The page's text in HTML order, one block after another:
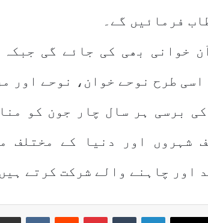
فرمائیں گے۔
خوانی بھی کی جائے گی جبکہ
اسی طرح نوحے خوان، نوحے اور
برسی ہر سال چار جون کو
شہروں اور دنیا کے مختلف
اور چاہنے والے شرکت کرتے